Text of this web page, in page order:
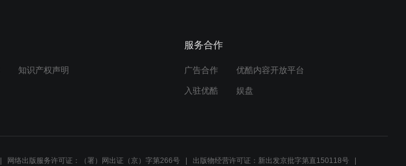
知识产权声明
服务合作
广告合作 优酷内容开放平台
入驻优酷 娱盘
网络出版服务许可证：（署）网出证（京）字第266号 出版物经营许可证：新出发京批字第直150118号